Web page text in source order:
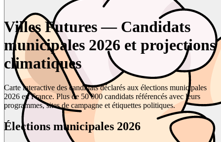
Villes Futures — Candidats
municipales 2026 et projections
climatiques
Carte interactive des candidats déclarés aux élections municipales
2026 en France. Plus de 50 000 candidats référencés avec leurs
programmes, sites de campagne et étiquettes politiques.
Élections municipales 2026